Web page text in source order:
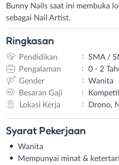
Bunny Nails saat ini membuka
sebagai Nail Artist.
Ringkasan
Pendidikan :
SMA /
Pengalaman
:
0 - 2
Gender
:
Wanita
Besaran Gaji
:
Lokasi Kerja
: ⁠Drono,
Syarat Pekerjaan
Wanita
Mempunyai minat &